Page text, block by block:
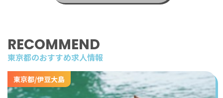
RECOMMEND
東京都のおすすめ求人情報
東京都/伊豆大島